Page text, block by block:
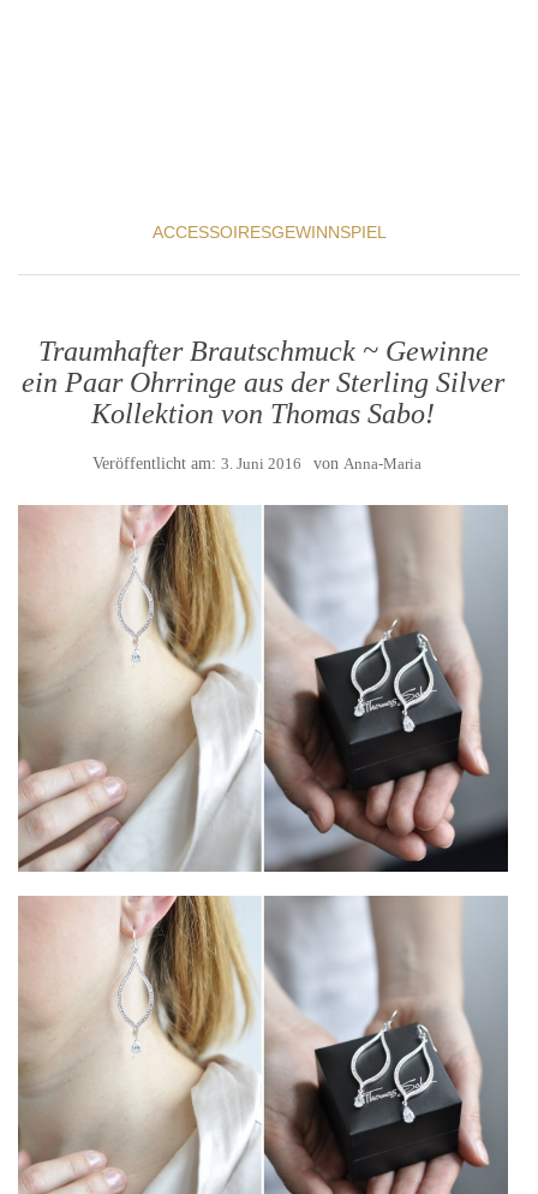
ACCESSOIRESGEWINNSPIEL
Traumhafter Brautschmuck ~ Gewinne
ein Paar Ohrringe aus der Sterling Silver
Kollektion von Thomas Sabo!
Veröffentlicht am: 3. Juni 2016 von Anna-Maria